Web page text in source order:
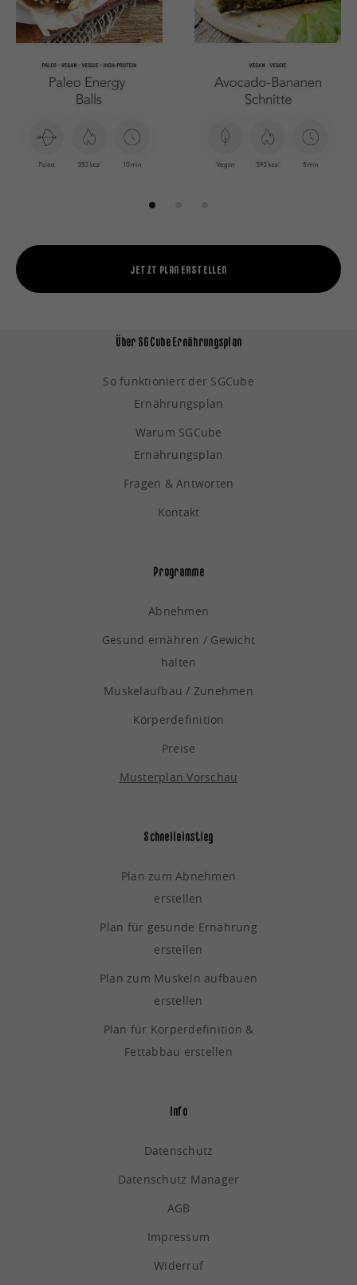
JETZT PLAN ERSTELLEN
Über SGCube Ernährungsplan
So funktioniert der SGCube
Ernährungsplan
Warum SGCube
Ernährungsplan
Fragen & Antworten
Kontakt
Programme
Abnehmen
Gesund ernähren / Gewicht
halten
Muskelaufbau / Zunehmen
Körperdefinition
Preise
Musterplan Vorschau
Schnelleinstieg
Plan zum Abnehmen
erstellen
Plan für gesunde Ernährung
erstellen
Plan zum Muskeln aufbauen
erstellen
Plan für Körperdefinition &
Fettabbau erstellen
Info
Datenschutz
Datenschutz Manager
AGB
Impressum
Widerruf